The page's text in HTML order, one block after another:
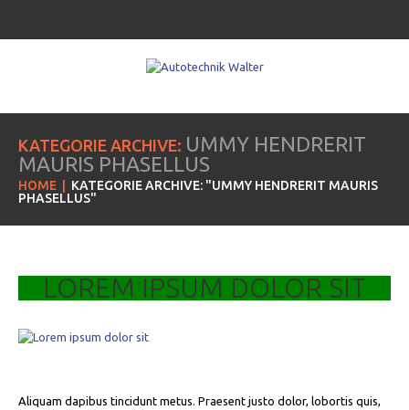
KATEGORIE ARCHIVE: UMMY HENDRERIT
MAURIS PHASELLUS
HOME
KATEGORIE ARCHIVE: "UMMY HENDRERIT MAURIS
PHASELLUS"
LOREM IPSUM DOLOR SIT
Aliquam dapibus tincidunt metus. Praesent justo dolor, lobortis quis,